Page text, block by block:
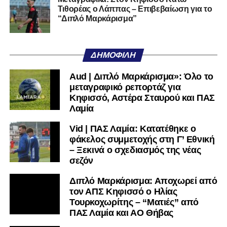
Τιθορέας ο Λάππας – Επιβεβαίωση για το
“Διπλό Μαρκάρισμα”
ΔΗΜΟΦΙΛΉ
Aud | Διπλό Μαρκάρισμα»: Όλο το
μεταγραφικό ρεπορτάζ για
Κηφισσό, Αστέρα Σταυρού και ΠΑΣ
Λαμία
Vid | ΠΑΣ Λαμία: Κατατέθηκε ο
φάκελος συμμετοχής στη Γ’ Εθνική
– Ξεκινά ο σχεδιασμός της νέας
σεζόν
Διπλό Μαρκάρισμα: Αποχωρεί από
τον ΑΠΣ Κηφισσό ο Ηλίας
Τουρκοχωρίτης – “Ματιές” από
ΠΑΣ Λαμία και ΑΟ Θήβας